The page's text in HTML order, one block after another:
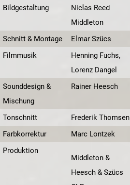
Bildgestaltung
Niclas Reed
Middleton
Schnitt & Montage
Elmar Szücs
Filmmusik
Henning Fuchs,
Lorenz Dangel
Sounddesign &
Mischung
Rainer Heesch
Tonschnitt
Frederik Thomsen
Farbkorrektur
Marc Lontzek
Produktion
Middleton &
Heesch & Szücs